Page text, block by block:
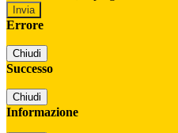
Errore
Chiudi
Successo
Chiudi
Informazione